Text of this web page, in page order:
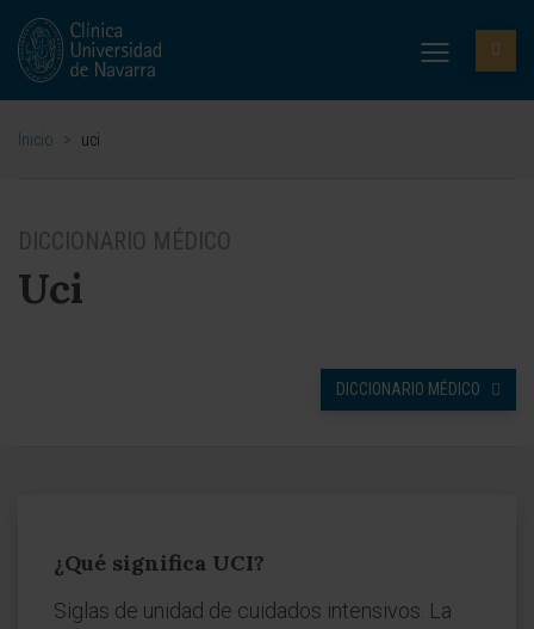
Inicio > uci
DICCIONARIO MÉDICO
Uci
DICCIONARIO MÉDICO
¿Qué significa UCI?
Siglas de unidad de cuidados intensivos. La